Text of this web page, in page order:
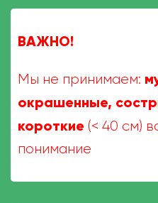
ВАЖНО!
Мы не принимаем:
окрашенные,
короткие (< 40 см)
понимание